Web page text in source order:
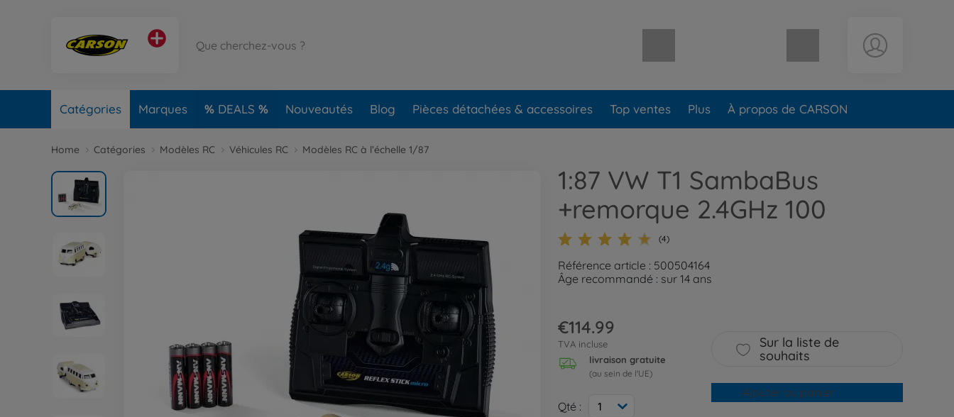
Catégories Marques DEALS Nouveautés Blog Pièces détachées & accessoires Top ventes Plus À propos de CARSON
Home Catégories Modèles RC Véhicules RC Modèles RC à l’échelle 1/87
1:87 VW T1 SambaBus
+remorque 2.4GHz 100
(4)
Référence article : 500504164
Âge recommandé : sur 14 ans
€114.99
TVA incluse
livraison gratuite
(au sein de l'UE)
Qté : 1
Sur la liste de
souhaits
Ajouter au panier